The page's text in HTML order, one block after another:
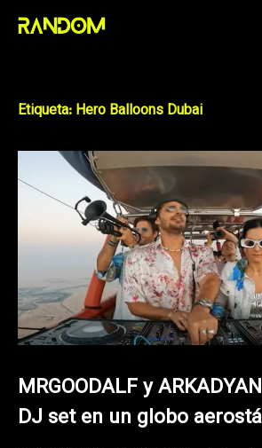
Skip
Etiqueta: Hero Balloons Dubai
MRGOODALF y
DJ set en un globo